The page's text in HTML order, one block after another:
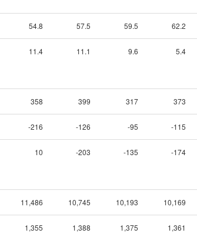
54.8 57.5 59.5 62.2
11.4 11.1 9.6 5.4
358 399 317 373
-216 -126 -95 -115
10 -203 -135 -174
11,486 10,745 10,193 10,169
1,355 1,388 1,375 1,361